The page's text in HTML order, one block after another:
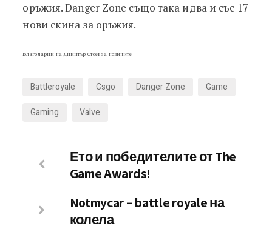
оръжия. Danger Zone също така идва и със 17
нови скина за оръжия.
Благодарим на Димитър Стоев за новините
Battleroyale Csgo Danger Zone
Game
Gaming
Valve
Ето и победителите от The
Game Awards!
Notmycar – battle royale на
колела